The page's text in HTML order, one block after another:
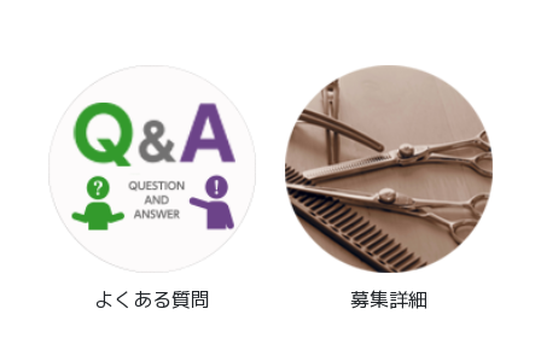
よくある質問 募集詳細